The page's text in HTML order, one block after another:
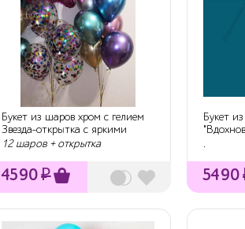
Букет из шаров хром с гелием
Звезда-открытка с яркими
шарами
12 шаров + открытка
4590₽
Букет
.
5490